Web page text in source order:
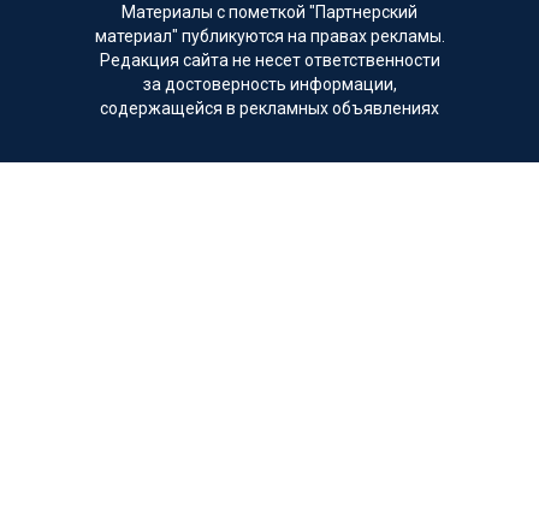
Материалы с пометкой "Партнерский
материал" публикуются на правах рекламы.
Редакция сайта не несет ответственности
за достоверность информации,
содержащейся в рекламных объявлениях